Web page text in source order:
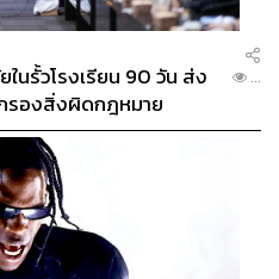
นรั้วโรงเรียน 90 วัน ส่ง
องสิ่งผิดกฎหมาย
...